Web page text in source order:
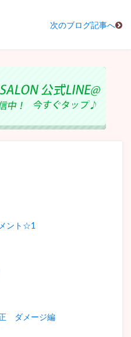
次のブログ記事へ
ント☆1
ダメージ編